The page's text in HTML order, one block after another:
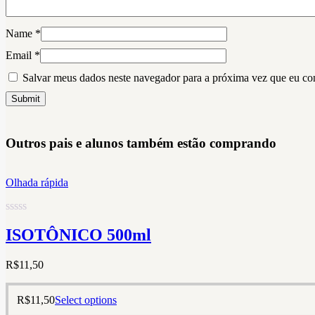
Name *
Email *
Salvar meus dados neste navegador para a próxima vez que eu
Outros pais e alunos também estão comprando
Olhada rápida
0
out
5
ISOTÔNICO 500ml
R$11,50
R$11,50Select options